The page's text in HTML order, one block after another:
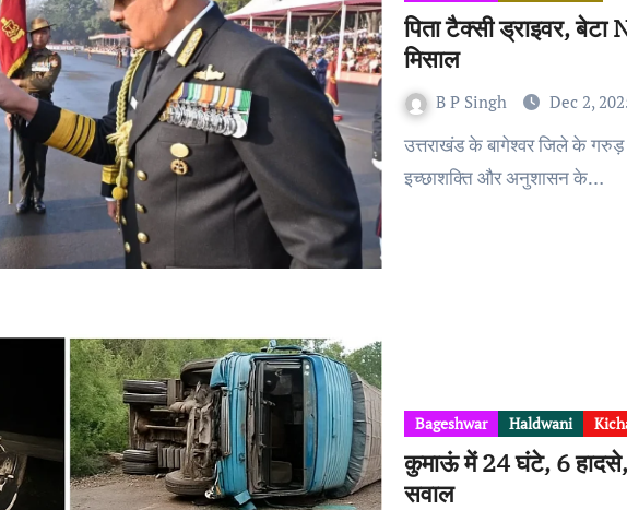
पिता टैक्सी ड्राइवर,
मिसाल
B P Singh Dec 2,
उत्तराखंड के बागेश्वर जिले के गरुड़ निवासी दीपक कांडपाल ने अपनी कड़ी मेहनत, दृढ़
इच्छाशक्ति और अनुशासन के…
Bageshwar Haldwani
कुमाऊं में 24 घंटे, 6 हादसे,
सवाल